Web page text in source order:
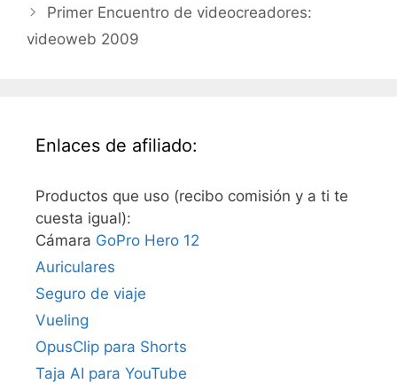
Primer Encuentro de videocreadores:
videoweb 2009
Enlaces de afiliado:
Productos que uso (recibo comisión y a ti te
cuesta igual):
Cámara GoPro Hero 12
Auriculares
Seguro de viaje
Vueling
OpusClip para Shorts
Taja AI para YouTube